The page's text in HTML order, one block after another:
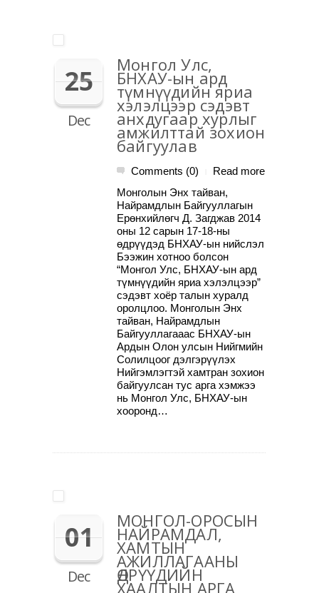
25
Dec
Монгол Улс,
БНХАУ-ын ард
түмнүүдийн яриа
хэлэлцээр сэдэвт
анхдугаар хурлыг
амжилттай зохион
байгуулав
Comments (0)
Read more
Монголын Энх тайван,
Найрамдлын Байгууллагын
Ерөнхийлөгч Д. Загджав 2014
оны 12 сарын 17-18-ны
өдрүүдэд БНХАУ-ын нийслэл
Бээжин хотноо болсон
“Монгол Улс, БНХАУ-ын ард
түмнүүдийн яриа хэлэлцээр”
сэдэвт хоёр талын хуралд
оролцлоо. Монголын Энх
тайван, Найрамдлын
Байгууллагааас БНХАУ-ын
Ардын Олон улсын Нийгмийн
Солилцоог дэлгэрүүлэх
Нийгэмлэгтэй хамтран зохион
байгуулсан тус арга хэмжээ
нь Монгол Улс, БНХАУ-ын
хооронд…
01
Dec
МОНГОЛ-ОРОСЫН
НАЙРАМДАЛ,
ХАМТЫН
АЖИЛЛАГААНЫ
ӨДРҮҮДИЙН
ХААЛТЫН АРГА